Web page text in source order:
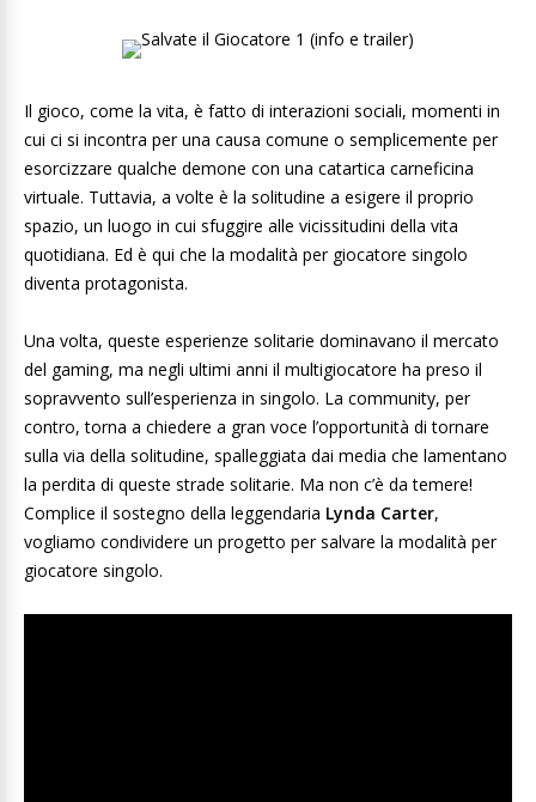
Il gioco, come la vita, è fatto di interazioni sociali, momenti in
cui ci si incontra per una causa comune o semplicemente per
esorcizzare qualche demone con una catartica carneficina
virtuale. Tuttavia, a volte è la solitudine a esigere il proprio
spazio, un luogo in cui sfuggire alle vicissitudini della vita
quotidiana. Ed è qui che la modalità per giocatore singolo
diventa protagonista.
Una volta, queste esperienze solitarie dominavano il mercato
del gaming, ma negli ultimi anni il multigiocatore ha preso il
sopravvento sull’esperienza in singolo. La community, per
contro, torna a chiedere a gran voce l’opportunità di tornare
sulla via della solitudine, spalleggiata dai media che lamentano
la perdita di queste strade solitarie. Ma non c’è da temere!
Complice il sostegno della leggendaria Lynda Carter,
vogliamo condividere un progetto per salvare la modalità per
giocatore singolo.